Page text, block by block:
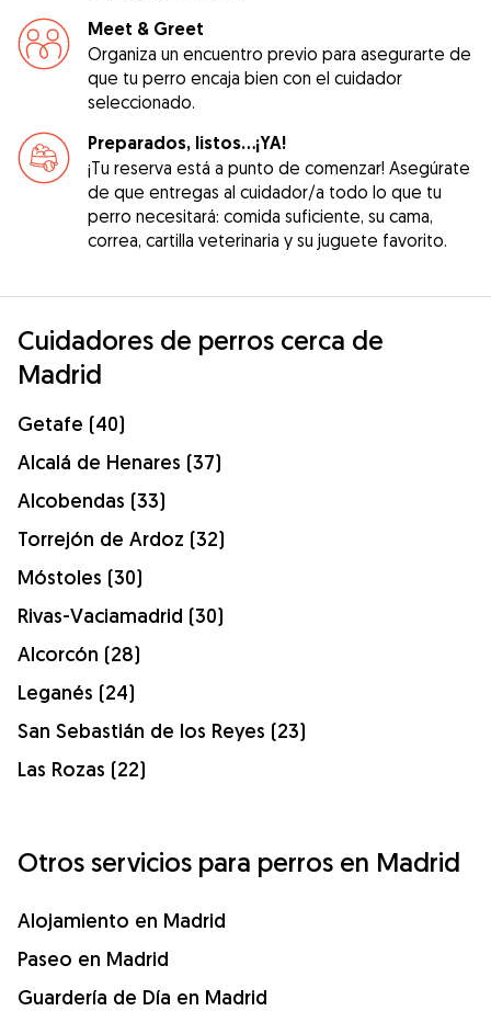
Meet & Greet
Organiza un encuentro previo para asegurarte de
que tu perro encaja bien con el cuidador
seleccionado.
Preparados, listos...¡YA!
¡Tu reserva está a punto de comenzar! Asegúrate
de que entregas al cuidador/a todo lo que tu
perro necesitará: comida suficiente, su cama,
correa, cartilla veterinaria y su juguete favorito.
Cuidadores de perros cerca de
Madrid
Getafe (40)
Alcalá de Henares (37)
Alcobendas (33)
Torrejón de Ardoz (32)
Móstoles (30)
Rivas-Vaciamadrid (30)
Alcorcón (28)
Leganés (24)
San Sebastián de los Reyes (23)
Las Rozas (22)
Otros servicios para perros en Madrid
Alojamiento en Madrid
Paseo en Madrid
Guardería de Día en Madrid